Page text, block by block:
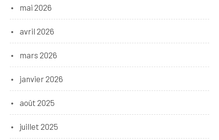
mai 2026
avril 2026
mars 2026
janvier 2026
août 2025
juillet 2025